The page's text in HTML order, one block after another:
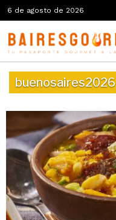
6 de agosto de 2026
buenosaires2026